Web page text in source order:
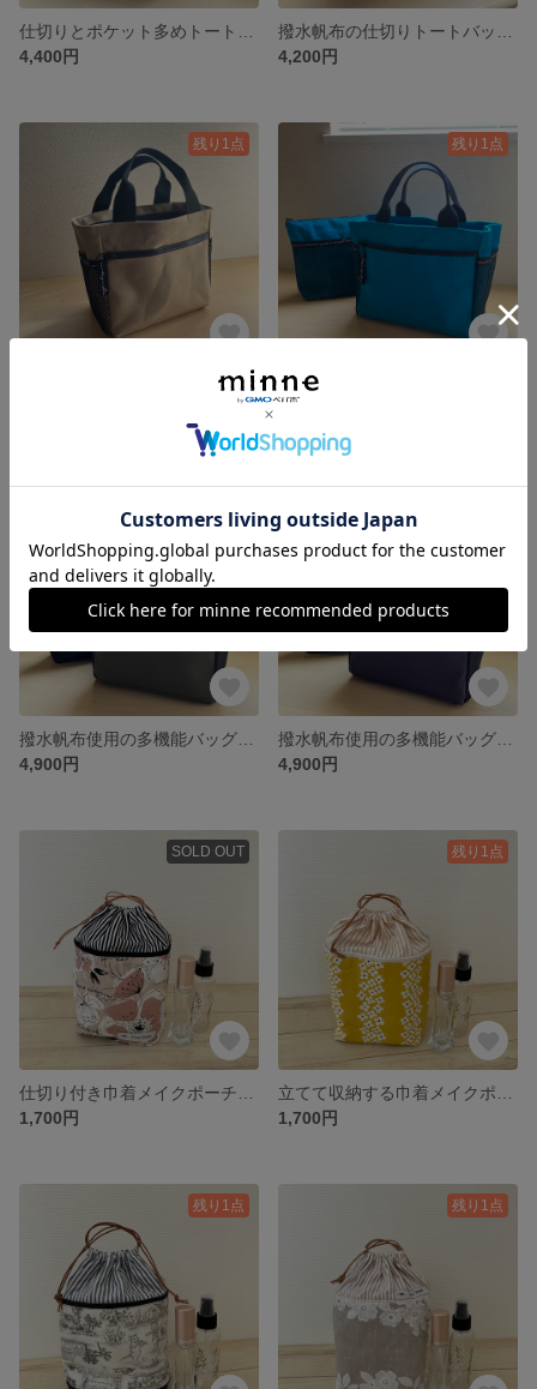
4,400円
4,200円
残り1点
撥水帆布の仕切りトートバッグ メッシュポケットタイプ サブレ
残り1点
4,900円
4,900円
SOLD OUT
1,700円
残り1点
1,700円
残り1点 残り1点